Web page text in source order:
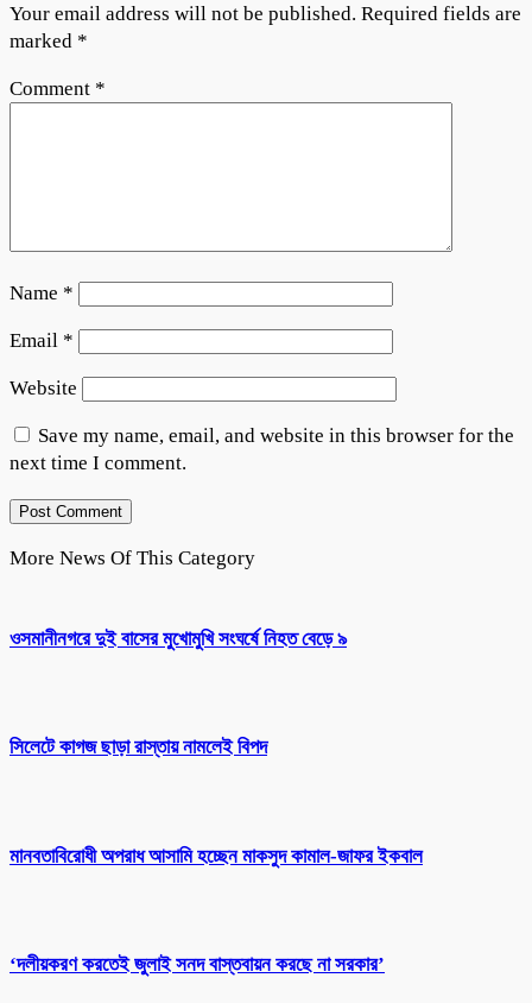
Your email address will not be published. Required fields are
marked *
Comment *
Name *
Email *
Website
Save my name, email, and website in this browser for the
next time I comment.
More News Of This Category
ওসমানীনগরে দুই বাসের মুখোমুখি সংঘর্ষে নিহত বেড়ে ৯
সিলেটে কাগজ ছাড়া রাস্তায় নামলেই বিপদ
মানবতাবিরোধী অপরাধ আসামি হচ্ছেন মাকসুদ কামাল-জাফর ইকবাল
‘দলীয়করণ করতেই জুলাই সনদ বাস্তবায়ন করছে না সরকার’